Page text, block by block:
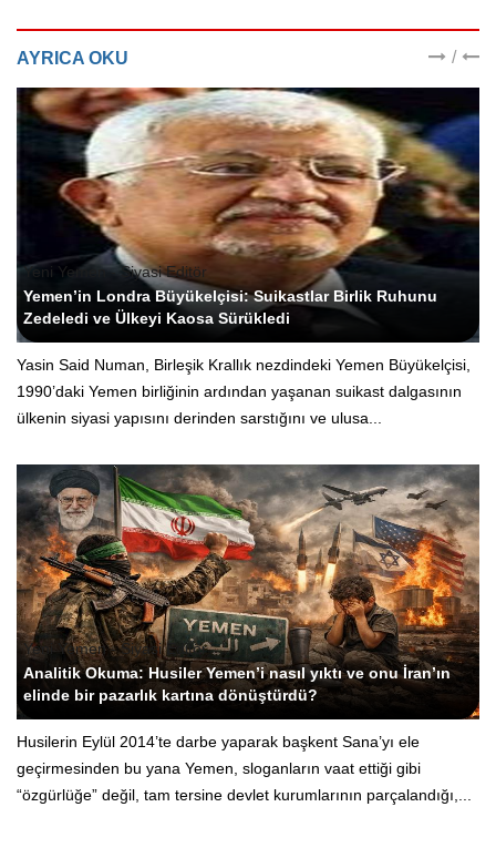
AYRICA OKU /
Yeni Yemen - Siyasi Editör
Yemen’in Londra Büyükelçisi: Suikastlar Birlik Ruhunu
Zedeledi ve Ülkeyi Kaosa Sürükledi
Yasin Said Numan, Birleşik Krallık nezdindeki Yemen Büyükelçisi,
1990’daki Yemen birliğinin ardından yaşanan suikast dalgasının
ülkenin siyasi yapısını derinden sarstığını ve ulusa...
Yeni Yemen - Siyasi Editör
Analitik Okuma: Husiler Yemen’i nasıl yıktı ve onu İran’ın
elinde bir pazarlık kartına dönüştürdü?
Husilerin Eylül 2014’te darbe yaparak başkent Sana’yı ele
geçirmesinden bu yana Yemen, sloganların vaat ettiği gibi
“özgürlüğe” değil, tam tersine devlet kurumlarının parçalandığı,...